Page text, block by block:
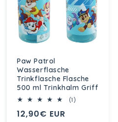
Paw Patrol
Wasserflasche
Trinkflasche Flasche
500 ml Trinkhalm Griff
(1)
Normaler
12,90€ EUR